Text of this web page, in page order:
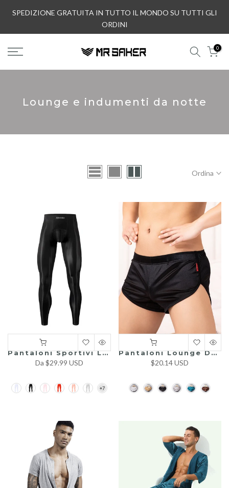
Vai
contenuto
SPEDIZIONE GRATUITA IN TUTTO IL MONDO SU TUTTI GLI
ORDINI
0
Lounge e indumenti da notte
Ordina
Pantaloni Sportivi Leggeri E Semitrasparenti Per Uomo Con Tascone Spazioso
Da $29.99 USD
Pantaloni Lounge Da Uomo Comodi E Traspiranti In Sete Per Dormire
$20.14 USD